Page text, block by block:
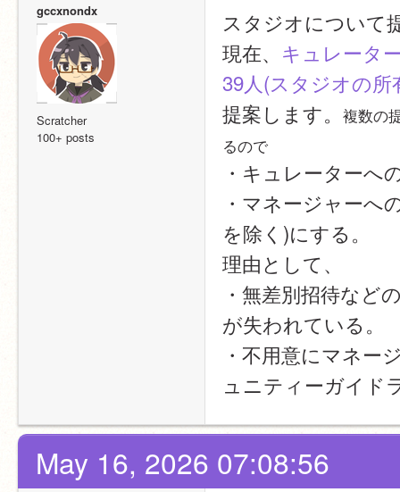
gccxnondx
Scratcher
100+ posts
スタジオについて
現在、 キュレータ
39人(スタジオの
提案します。 複数の
るので
・キュレーターへ
・マネージャーへ
を除く)にする。
理由として、
・無差別招待など
が失われている。
・不用意にマネー
ュニティーガイド
May 16, 2026 07:08:56